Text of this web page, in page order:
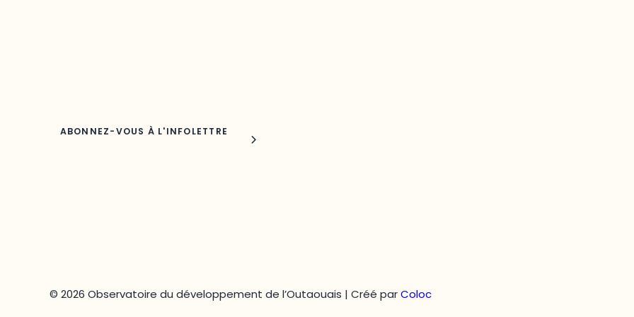
© 2026 Observatoire du développement de l’Outaouais | Créé parColoc